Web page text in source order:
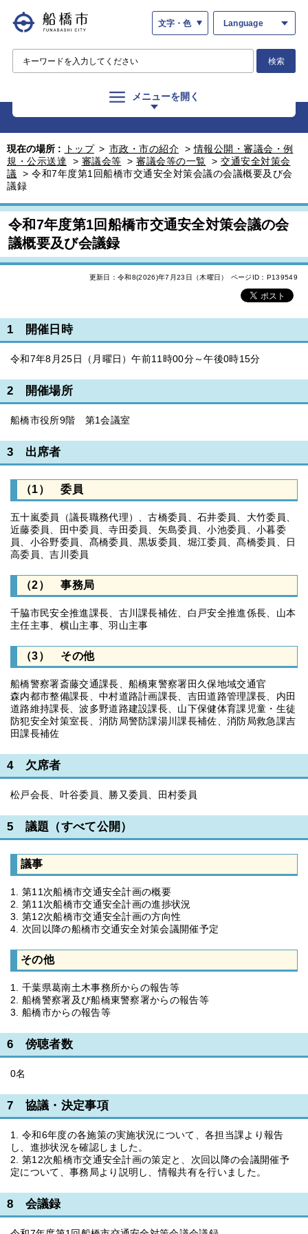
文字・色 Language
検索
メニューを開く
現在の場所 : トップ > 市政・市の紹介 >情報公開・審議会・例
規・公示送達
> 審議会等 > 審議会等の一覧 > 交通安全対策会
議
> 令和7年度第1回船橋市交通安全対策会議の会議概要及び会
議録
令和7年度第1回船橋市交通安全対策会議の会
議概要及び会議録
更新日：令和8(2026)年7月23日（木曜日） ページID：P139549
1 開催日時
令和7年8月25日（月曜日）午前11時00分～午後0時15分
2 開催場所
船橋市役所9階 第1会議室
3 出席者
（1） 委員
五十嵐委員（議長職務代理）、古橋委員、石井委員、大竹委員、
近藤委員、田中委員、寺田委員、矢島委員、小池委員、小暮委
員、小谷野委員、髙橋委員、黒坂委員、堀江委員、髙橋委員、日
高委員、吉川委員
（2） 事務局
千脇市民安全推進課長、古川課長補佐、白戸安全推進係長、山本
主任主事、横山主事、羽山主事
（3） その他
船橋警察署斎藤交通課長、船橋東警察署田久保地域交通官
森内都市整備課長、中村道路計画課長、吉田道路管理課長、内田
道路維持課長、波多野道路建設課長、山下保健体育課児童・生徒
防犯安全対策室長、消防局警防課湯川課長補佐、消防局救急課吉
田課長補佐
4 欠席者
松戸会長、叶谷委員、勝又委員、田村委員
5 議題（すべて公開）
議事
1. 第11次船橋市交通安全計画の概要
2. 第11次船橋市交通安全計画の進捗状況
3. 第12次船橋市交通安全計画の方向性
4. 次回以降の船橋市交通安全対策会議開催予定
その他
1. 千葉県葛南土木事務所からの報告等
2. 船橋警察署及び船橋東警察署からの報告等
3. 船橋市からの報告等
6 傍聴者数
0名
7 協議・決定事項
1. 令和6年度の各施策の実施状況について、各担当課より報告
し、進捗状況を確認しました。
2. 第12次船橋市交通安全計画の策定と、次回以降の会議開催予
定について、事務局より説明し、情報共有を行いました。
8 会議録